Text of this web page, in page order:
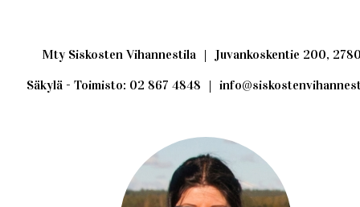
Mty Siskosten Vihannestila |
Juvankoskentie 200,
Säkylä - Toimisto: 02 867 4848
|